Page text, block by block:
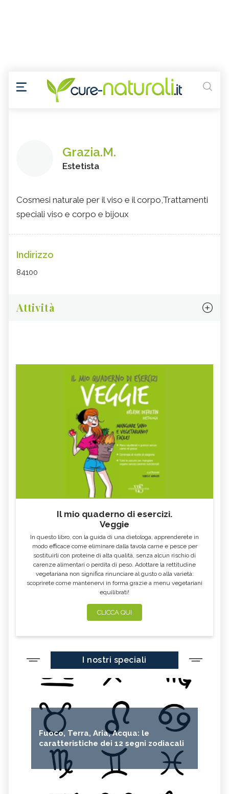
Grazia.M.
Estetista
Cosmesi naturale per il viso e il corpo,Trattamenti
speciali viso e corpo e bijoux
Indirizzo
84100
Attività
Il mio quaderno di esercizi.
Veggie
In questo libro, con la guida di una dietologa, apprenderete in
modo efficace come eliminare dalla tavola carne e pesce per
sostituirli con proteine di alta qualità, senza alcun rischio di
carenze alimentari o perdita di peso. Adottare la rettitudine
vegetariana non significa rinunciare al gusto o alla varietà:
scoprirete come mantenervi in forma grazie a menu vegetariani
equilibrati!
CLICCA QUI
I nostri speciali
Fuoco, Terra, Aria, Acqua: le
caratteristiche dei 12 segni zodiacali